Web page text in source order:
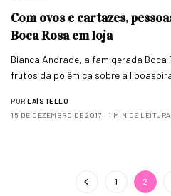
Com ovos e cartazes,
Boca Rosa em loja
Bianca Andrade, a famigerada Boca
frutos da polêmica sobre a
POR LAÍS TELLO
15 DE DEZEMBRO DE 2017
1 MIN DE LEITURA
1 2